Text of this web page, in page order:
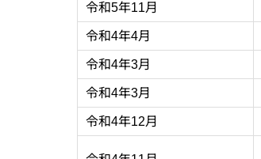
令和5年11月
令和4年4月
令和4年3月
令和4年3月
令和4年12月